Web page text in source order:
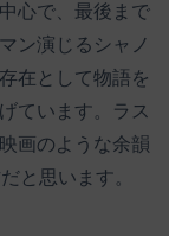
心で、最後まで
ン演じるシャノ
在として物語を
ています。ラス
画のような余韻
と思います。